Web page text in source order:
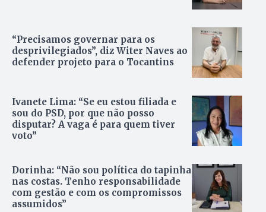
“Precisamos governar para os
desprivilegiados”, diz Witer Naves ao
defender projeto para o Tocantins
Ivanete Lima: “Se eu estou filiada e
sou do PSD, por que não posso
disputar? A vaga é para quem tiver
voto”
Dorinha: “Não sou política do tapinha
nas costas. Tenho responsabilidade
com gestão e com os compromissos
assumidos”